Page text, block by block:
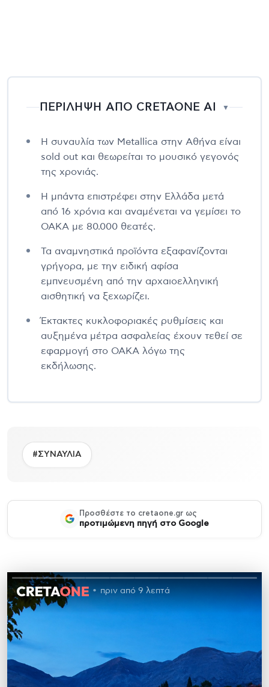
ΠΕΡΙΛΗΨΗ ΑΠΟ CRETAONE AI ▼
Η συναυλία των Metallica στην Αθήνα είναι
sold out και θεωρείται το μουσικό γεγονός
της χρονιάς.
Η μπάντα επιστρέφει στην Ελλάδα μετά
από 16 χρόνια και αναμένεται να γεμίσει το
ΟΑΚΑ με 80.000 θεατές.
Τα αναμνηστικά προϊόντα εξαφανίζονται
γρήγορα, με την ειδική αφίσα
εμπνευσμένη από την αρχαιοελληνική
αισθητική να ξεχωρίζει.
Έκτακτες κυκλοφοριακές ρυθμίσεις και
αυξημένα μέτρα ασφαλείας έχουν τεθεί σε
εφαρμογή στο ΟΑΚΑ λόγω της
εκδήλωσης.
#ΣΥΝΑΥΛΙΑ
Προσθέστε το cretaone.gr ως
προτιμώμενη πηγή στο Google
πριν από 9 λεπτά